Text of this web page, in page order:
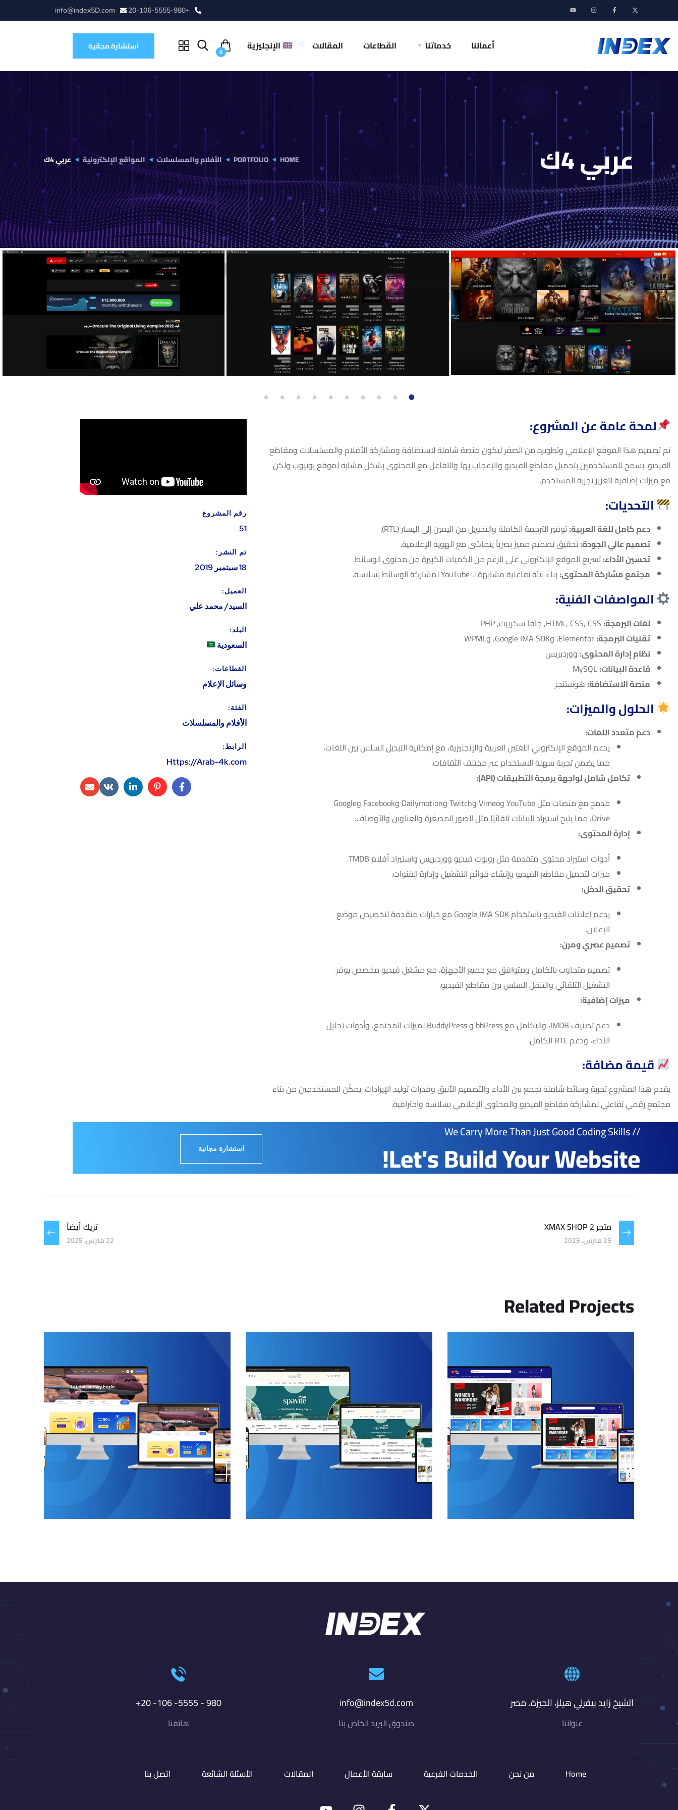
+20-106-5555-980
info@index5D.com
أعمالنا خدماتنا القطاعات المقالات الإنجليزية 0 استشارة مجانية
عربي 4ك HOME
PORTFOLIO الأفلام والمسلسلات المواقع الإلكترونية عربي 4ك
1
2
3
4
5
6
7
8
9
1
لمحة عامة عن المشروع:
تم تصميم هذا الموقع الإعلامي وتطويره من الصفر ليكون منصة شاملة لاستضافة ومشاركة الأفلام والمسلسلات ومقاطع
الفيديو. يسمح للمستخدمين بتحميل مقاطع الفيديو والإعجاب بها والتفاعل مع المحتوى بشكل مشابه لموقع يوتيوب ولكن
مع ميزات إضافية لتعزيز تجربة المستخدم.
التحديات:
دعم كامل للغة العربية:توفير الترجمة الكاملة والتحويل من اليمين إلى اليسار (RTL).
تصميم عالي الجودة:تحقيق تصميم مميز بصرياً يتماشى مع الهوية الإعلامية.
تحسين الأداء:تسريع الموقع الإلكتروني على الرغم من الكميات الكبيرة من محتوى الوسائط.
مجتمع مشاركة المحتوى: بناء بيئة تفاعلية مشابهة لـ YouTube لمشاركة الوسائط بسلاسة.
المواصفات الفنية:
لغات البرمجة:
تقنيات البرمجة:
نظام إدارة المحتوى: ووردبريس
قاعدة البيانات:
منصة الاستضافة: هوستنجر
الحلول والميزات:
دعم متعدد اللغات:
يدعم الموقع الإلكتروني اللغتين العربية والإنجليزية، مع إمكانية التبديل السلس بين اللغات،
مما يضمن تجربة سهلة الاستخدام عبر مختلف الثقافات.
تكامل شامل لواجهة برمجة التطبيقات (API):
مدمج مع منصات مثل YouTube وVimeo وTwitch وDailymotion وFacebook وGoogle
Drive، مما يتيح استيراد البيانات تلقائيًا مثل الصور المصغرة والعناوين والأوصاف.
إدارة المحتوى:
أدوات استيراد محتوى متقدمة مثل روبوت فيديو ووردبريس واستيراد أفلام TMDB.
ميزات لتحميل مقاطع الفيديو وإنشاء قوائم التشغيل وإدارة القنوات.
تحقيق الدخل:
يدعم إعلانات الفيديو باستخدام Google IMA SDK مع خيارات متقدمة لتخصيص موضع
الإعلان.
تصميم عصري ومرن:
تصميم متجاوب بالكامل ومتوافق مع جميع الأجهزة، مع مشغل فيديو مخصص يوفر
التشغيل التلقائي والتنقل السلس بين مقاطع الفيديو.
ميزات إضافية:
دعم تصنيف IMDB، والتكامل مع bbPress و BuddyPress لميزات المجتمع، وأدوات تحليل
الأداء، ودعم RTL الكامل.
قيمة مضافة:
يقدم هذا المشروع تجربة وسائط شاملة تجمع بين الأداء والتصميم الأنيق وقدرات توليد الإيرادات. يمكّن المستخدمين من بناء
مجتمع رقمي تفاعلي لمشاركة مقاطع الفيديو والمحتوى الإعلامي بسلاسة واحترافية.
رقم المشروع
51
تم النشر:
18 سبتمبر 2019
العميل:
السيد/ محمد علي
البلد:
السعودية
القطاعات:
وسائل الإعلام
الفئة:
الأفلام والمسلسلات
الرابط:
Https://Arab-4k.com
// We Carry More Than Just Good Coding Skills
Let's Build Your Website! استشارة مجانية
تريك أيضاً
22 مارس، 2025
متجر XMAX SHOP 2
25 مارس، 2025
Related Projects
الشيخ زايد بيفرلي هيلز، الجيزة، مصر
عنواننا
info@index5d.com
صندوق البريد الخاص بنا
980 - 5555- 106- 20+
هاتفنا
Home من نحن الخدمات الفرعية سابقة الأعمال المقالات الأسئلة الشائعة اتصل بنا